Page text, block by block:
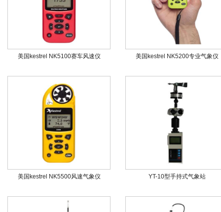
美国kestrel NK5100赛车风速仪 美国kestrel NK5200专业气象仪
美国kestrel NK5500风速气象仪 YT-10型手持式气象站